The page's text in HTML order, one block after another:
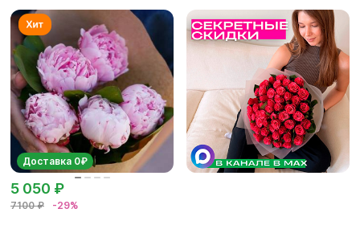
Доставка 0₽
7100 ₽ -29%
5 050 ₽